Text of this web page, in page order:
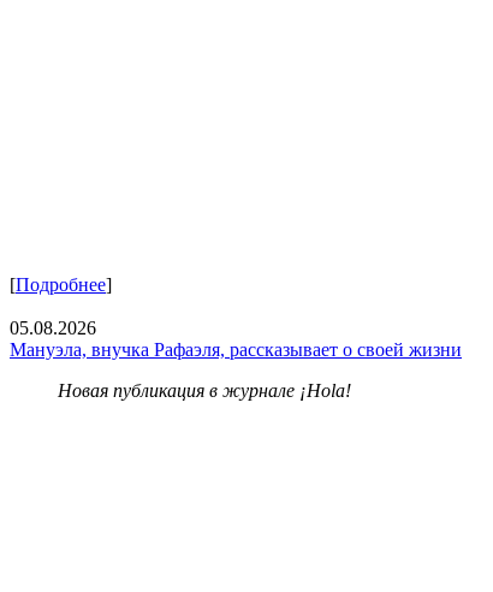
[Подробнее]
05.08.2026
Мануэла, внучка Рафаэля, рассказывает о своей жизни
Новая публикация в журнале ¡Hola!